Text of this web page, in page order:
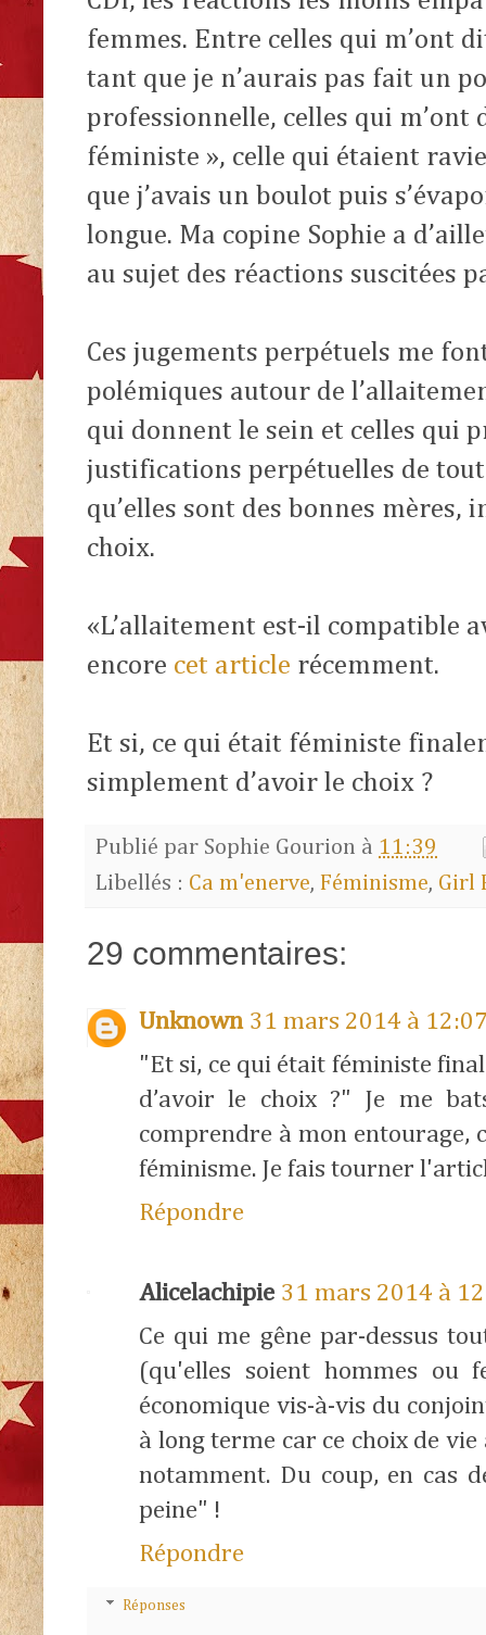
femmes. Entre celles qui m’ont
tant que je n’aurais pas fait un
professionnelle, celles qui m’ont
féministe », celle qui étaient
que j’avais un boulot puis
longue. Ma copine Sophie a
au sujet des réactions suscitées
Ces jugements perpétuels me
polémiques autour de
qui donnent le sein et celles qui
justifications perpétuelles de
qu’elles sont des bonnes mères,
choix.
«L’allaitement est-il compatible
encore cet article récemment.
Et si, ce qui était féministe
simplement d’avoir le choix ?
Publié par Sophie Gourion à 11:39
Libellés : Ca m'enerve, Féminisme, Girl
29 commentaires:
Unknown 31 mars 2014 à
"Et si, ce qui était féministe
d’avoir le choix ?" Je me
comprendre à mon
féminisme. Je fais tourner
Répondre
Alicelachipie 31 mars 2014 à
Ce qui me gêne par-dessus
(qu'elles soient hommes ou
économique vis-à-vis du
à long terme car ce choix de
notamment. Du coup, en cas
peine" !
Répondre
Réponses